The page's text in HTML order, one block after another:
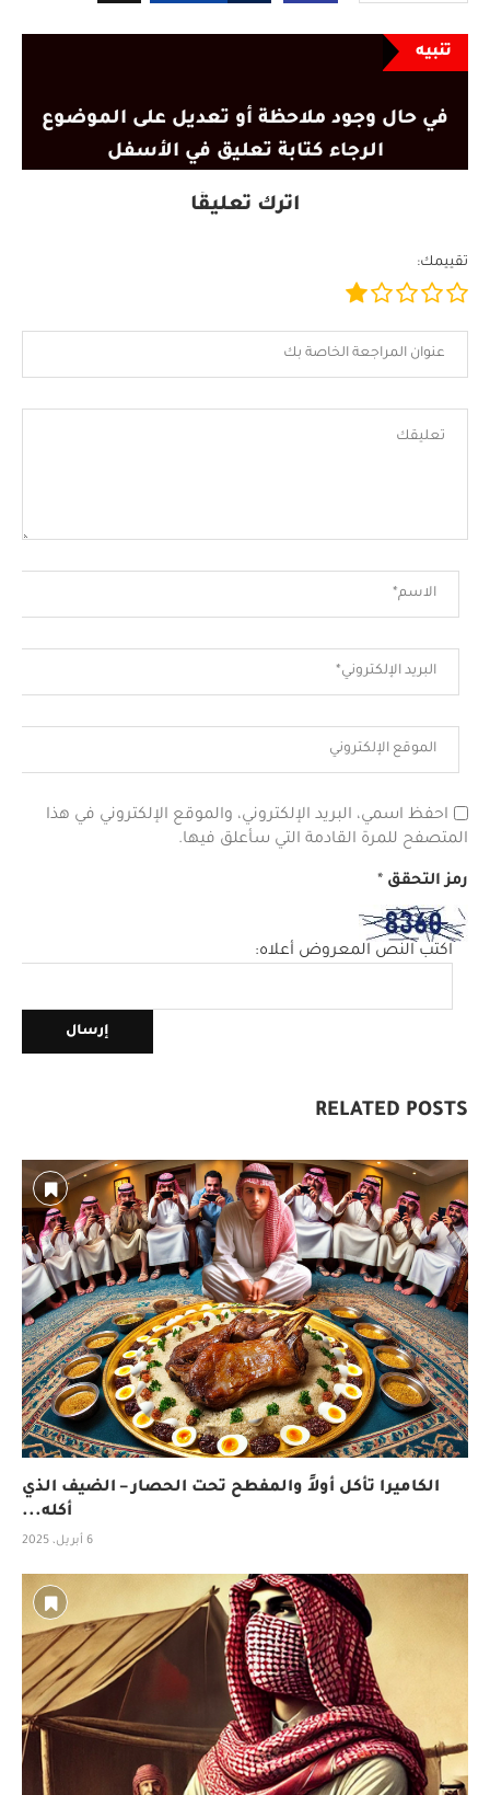
تنبيه
في حال وجود ملاحظة أو تعديل على الموضوع
الرجاء كتابة تعليق في الأسفل
اترك تعليقًا
تقييمك:
احفظ اسمي، البريد الإلكتروني، والموقع الإلكتروني في هذا
المتصفح للمرة القادمة التي سأعلق فيها.
رمز التحقق *
اكتب النص المعروض أعلاه:
RELATED POSTS
الكاميرا تأكل أولاً والمفطح تحت الحصار – الضيف الذي
أكله...
6 أبريل، 2025